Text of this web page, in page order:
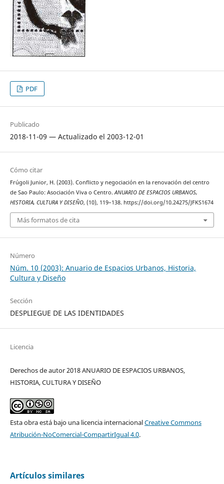
PDF
Publicado
2018-11-09 — Actualizado el 2003-12-01
Cómo citar
Frúgoli Junior, H. (2003). Conflicto y negociación en la renovación del centro
de Sao Paulo: Asociación Viva o Centro.ANUARIO DE ESPACIOS URBANOS,
HISTORIA, CULTURA Y DISEÑO, (10), 119–138. https://doi.org/10.24275/JFKS1674
Más formatos de cita
Número
Núm. 10 (2003): Anuario de Espacios Urbanos, Historia,
Cultura y Diseño
Sección
DESPLIEGUE DE LAS IDENTIDADES
Licencia
Derechos de autor 2018 ANUARIO DE ESPACIOS URBANOS,
HISTORIA, CULTURA Y DISEÑO
Esta obra está bajo una licencia internacionalCreative Commons
Atribución-NoComercial-CompartirIgual 4.0.
Artículos similares